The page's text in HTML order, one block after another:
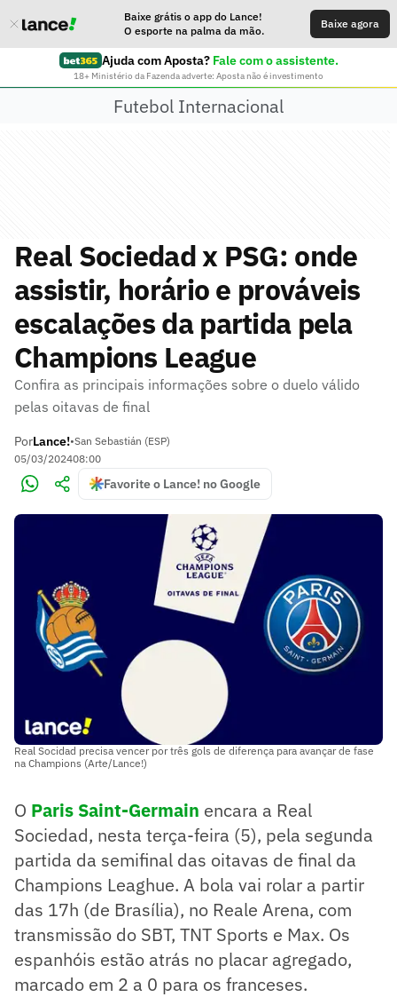
Baixe grátis o app do Lance!
O esporte na palma da mão.
Baixe agora
Ajuda com Aposta? Fale com o assistente.
18+ Ministério da Fazenda adverte: Aposta não é investimento
Futebol Internacional
Real Sociedad x PSG: onde
assistir, horário e prováveis
escalações da partida pela
Champions League
Confira as principais informações sobre o duelo válido
pelas oitavas de final
PorLance!•San Sebastián (ESP)
05/03/202408:00
Favorite o Lance! no Google
Real Socidad precisa vencer por três gols de diferença para avançar de fase
na Champions (Arte/Lance!)
O Paris Saint-Germain encara a Real
Sociedad, nesta terça-feira (5), pela segunda
partida da semifinal das oitavas de final da
Champions Leaghue. A bola vai rolar a partir
das 17h (de Brasília), no Reale Arena, com
transmissão do SBT, TNT Sports e Max. Os
espanhóis estão atrás no placar agregado,
marcado em 2 a 0 para os franceses.